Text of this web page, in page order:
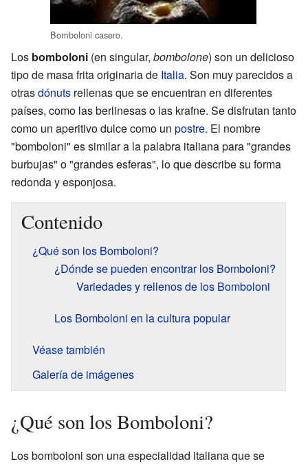
Bomboloni casero.
Los bomboloni (en singular, bombolone) son un delicioso
tipo de masa frita originaria de Italia. Son muy parecidos a
otrasdónuts rellenas que se encuentran en diferentes
países, como las berlinesas o las krafne. Se disfrutan tanto
como un aperitivo dulce como un postre. El nombre
"bomboloni" es similar a la palabra italiana para "grandes
burbujas" o "grandes esferas", lo que describe su forma
redonda y esponjosa.
Contenido
¿Qué son los Bomboloni?
¿Dónde se pueden encontrar los Bomboloni?
Variedades y rellenos de los Bomboloni
Los Bomboloni en la cultura popular
Véase también
Galería de imágenes
¿Qué son los Bomboloni?
Los bomboloni son una especialidad italiana que se